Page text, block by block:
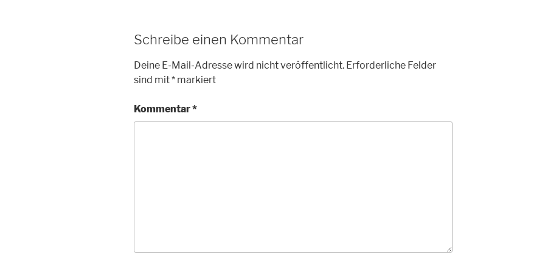
Schreibe einen Kommentar
Deine E-Mail-Adresse wird nicht veröffentlicht. Erforderliche Felder
sind mit* markiert
Kommentar*